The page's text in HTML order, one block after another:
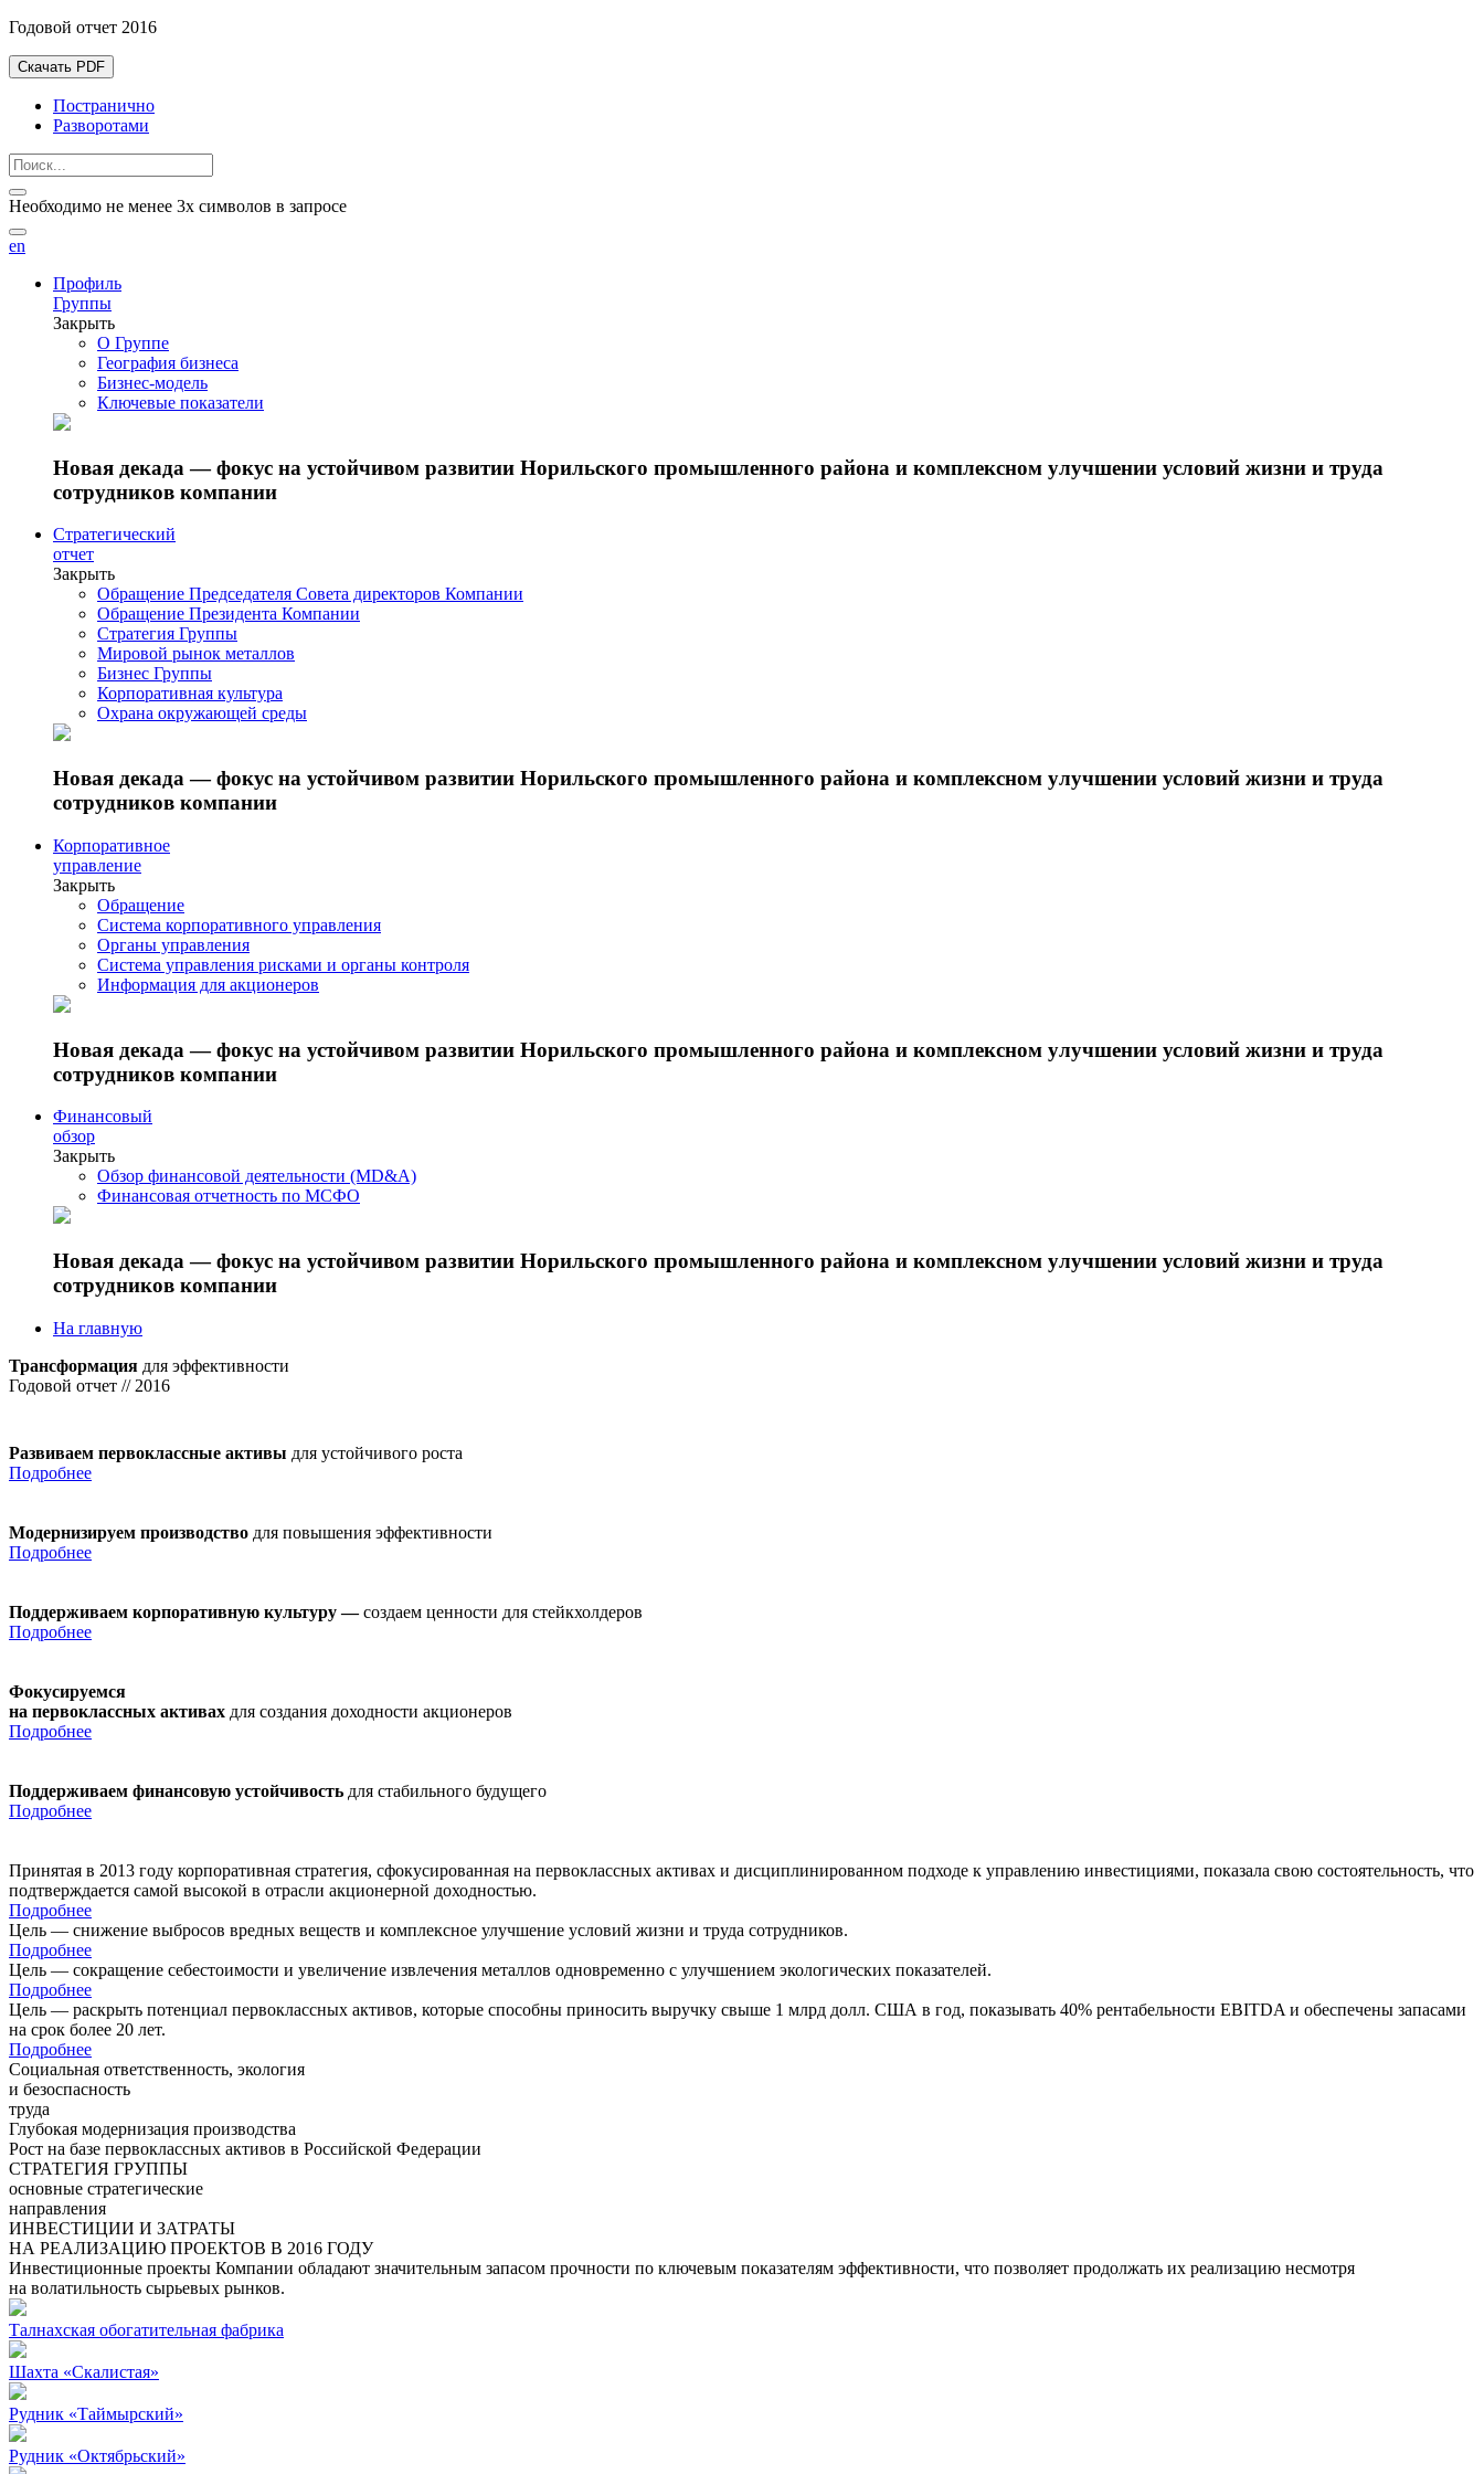
Годовой отчет 2016
Скачать PDF
Постранично
Разворотами
Необходимо не менее 3х символов в запросе
en
Профиль
Группы
Закрыть
О Группе
География бизнеса
Бизнес-модель
Ключевые показатели
Новая декада — фокус на устойчивом развитии Норильского промышленного района и комплексном улучшении условий жизни и труда
сотрудников компании
Стратегический
отчет
Закрыть
Обращение Председателя Совета директоров Компании
Обращение Президента Компании
Стратегия Группы
Мировой рынок металлов
Бизнес Группы
Корпоративная культура
Охрана окружающей среды
Новая декада — фокус на устойчивом развитии Норильского промышленного района и комплексном улучшении условий жизни и труда
сотрудников компании
Корпоративное
управление
Закрыть
Обращение
Система корпоративного управления
Органы управления
Система управления рисками и органы контроля
Информация для акционеров
Новая декада — фокус на устойчивом развитии Норильского промышленного района и комплексном улучшении условий жизни и труда
сотрудников компании
Финансовый
обзор
Закрыть
Обзор финансовой деятельности (MD&A)
Финансовая отчетность по МСФО
Новая декада — фокус на устойчивом развитии Норильского промышленного района и комплексном улучшении условий жизни и труда
сотрудников компании
На главную
Трансформация для эффективности
Годовой отчет // 2016
Развиваем первоклассные активы для устойчивого роста
Подробнее
Модернизируем производство для повышения эффективности
Подробнее
Поддерживаем корпоративную культуру —создаем ценности для стейкхолдеров
Подробнее
Фокусируемся
на первоклассных активах для создания доходности акционеров
Подробнее
Поддерживаем финансовую устойчивость для стабильного будущего
Подробнее
Принятая в 2013 году корпоративная стратегия, сфокусированная на первоклассных активах и дисциплинированном подходе к управлению инвестициями, показала свою состоятельность, что
подтверждается самой высокой в отрасли акционерной доходностью.
Подробнее
Цель — снижение выбросов вредных веществ и комплексное улучшение условий жизни и труда сотрудников.
Подробнее
Цель — сокращение себестоимости и увеличение извлечения металлов одновременно с улучшением экологических показателей.
Подробнее
Цель — раскрыть потенциал первоклассных активов, которые способны приносить выручку свыше 1 млрд долл. США в год, показывать 40% рентабельности EBITDA и обеспечены запасами
на срок более 20 лет.
Подробнее
Социальная ответственность, экология
и безоспасность
труда
Глубокая модернизация производства
Рост на базе первоклассных активов в Российской Федерации
СТРАТЕГИЯ ГРУППЫ
основные стратегические
направления
ИНВЕСТИЦИИ И ЗАТРАТЫ
НА РЕАЛИЗАЦИЮ ПРОЕКТОВ В 2016 ГОДУ
Инвестиционные проекты Компании обладают значительным запасом прочности по ключевым показателям эффективности, что позволяет продолжать их реализацию несмотря
на волатильность сырьевых рынков.
Талнахская обогатительная фабрика
Шахта «Скалистая»
Рудник «Таймырский»
Рудник «Октябрьский»